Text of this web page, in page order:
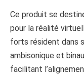
Ce produit se
pour la réalité
forts résident dans
ambisonique et
facilitant